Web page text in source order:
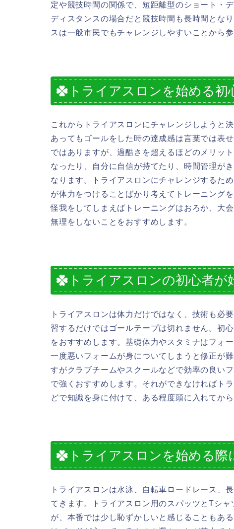
定や競技時間の関係で、短距離型のショート・
ディスタンスの場合だと競技時間も長時間とな
スは一般市民でもチャレンジしやすいことから
トライアスロンを始める初
これからトライアスロンにチャレンジしようと
あってもゴールをした時の達成感は言葉では表
ではありますが、過酷さを超えるほどのメリッ
なったり、自分に自信が持てたり、時間管理が
なります。トライアスロンにチャレンジするた
が体力をつけることばかり考えてトレーニング
怪我をしてしまえばトレーニングはおろか、大
無理をしないことをおすすめします。
トライアスロンの初心者
トライアスロンは体力だけではなく、技術も必
習するだけではゴールテープは切れません。初
をおすすめします。基礎体力やスタミナはフォ
一度悪いフォームが身についてしまうと修正が
すがクラブチームやスクールなどで効率の良い
で強くおすすめします。それができなければト
どで知識を身に付けて、ある程度頭に入れてか
トライアスロンを始める際
トライアスロンは水泳、自転車ロードレース、
てきます。トライアスロン用のスパッツとTシ
が、本番では少し恥ずかしいと感じることもあ